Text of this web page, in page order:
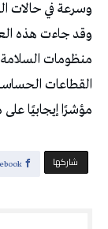
وسرعة في حالات
وقد جاءت هذه
منظومات السلامة
القطاعات
مؤشرًا إيجابيًا
‫‫ شاركها‬